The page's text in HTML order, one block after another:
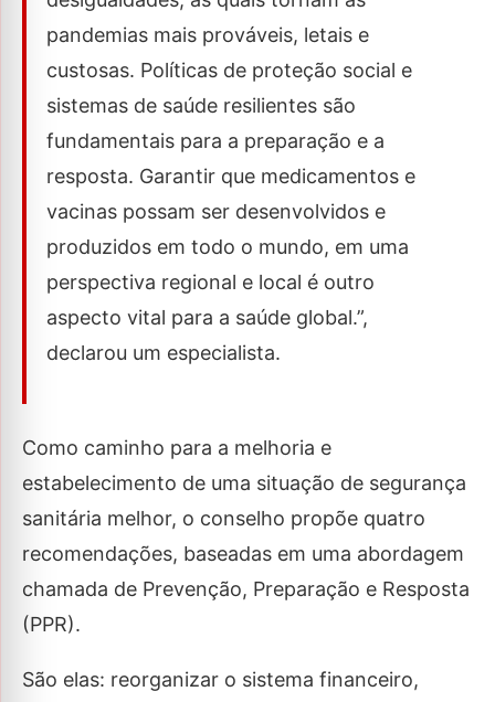
pandemias mais prováveis, letais e
custosas. Políticas de proteção social e
sistemas de saúde resilientes são
fundamentais para a preparação e a
resposta. Garantir que medicamentos e
vacinas possam ser desenvolvidos e
produzidos em todo o mundo, em uma
perspectiva regional e local é outro
aspecto vital para a saúde global.”,
declarou um especialista.
Como caminho para a melhoria e
estabelecimento de uma situação de segurança
sanitária melhor, o conselho propõe quatro
recomendações, baseadas em uma abordagem
chamada de Prevenção, Preparação e Resposta
(PPR).
São elas: reorganizar o sistema financeiro,